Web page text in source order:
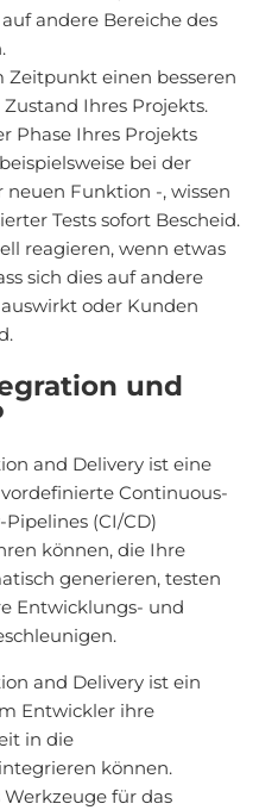
andere Bereiche des
Zeitpunkt einen besseren
Ihres Projekts.
Phase Ihres Projekts
bei der
Funktion -, wissen
Tests sofort Bescheid.
reagieren, wenn etwas
sich dies auf andere
oder Kunden
und
and Delivery ist eine
Continuous-
(CI/CD)
können, die Ihre
generieren, testen
Entwicklungs- und
and Delivery ist ein
Entwickler ihre
in die
können.
für das